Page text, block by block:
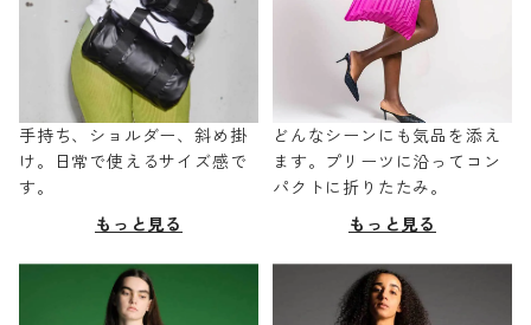
手持ち、ショルダー、斜め掛
け。日常で使えるサイズ感で
す。
もっと見る
どんなシーンにも気品を添え
ます。プリーツに沿ってコン
パクトに折りたたみ。
もっと見る